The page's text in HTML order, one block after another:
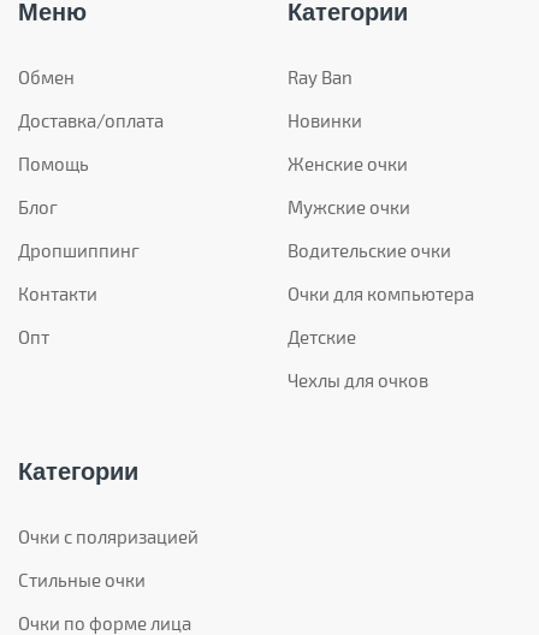
Меню
Обмен
Доставка/оплата
Помощь
Блог
Дропшиппинг
Контакти
Опт
Категории
Ray Ban
Новинки
Женские очки
Мужские очки
Водительские очки
Очки для компьютера
Детские
Чехлы для очков
Категории
Очки с поляризацией
Стильные очки
Очки по форме лица